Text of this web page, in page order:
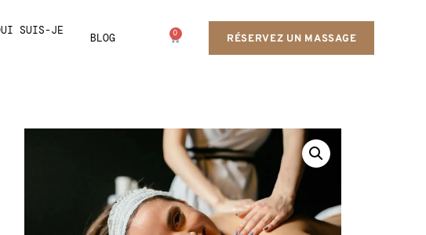
SUIS-JE
BLOG 0 RÉSERVEZ UN MASSAGE